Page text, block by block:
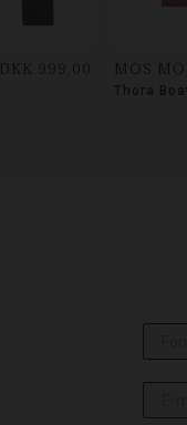
DKK 999,00 MOS
Thora